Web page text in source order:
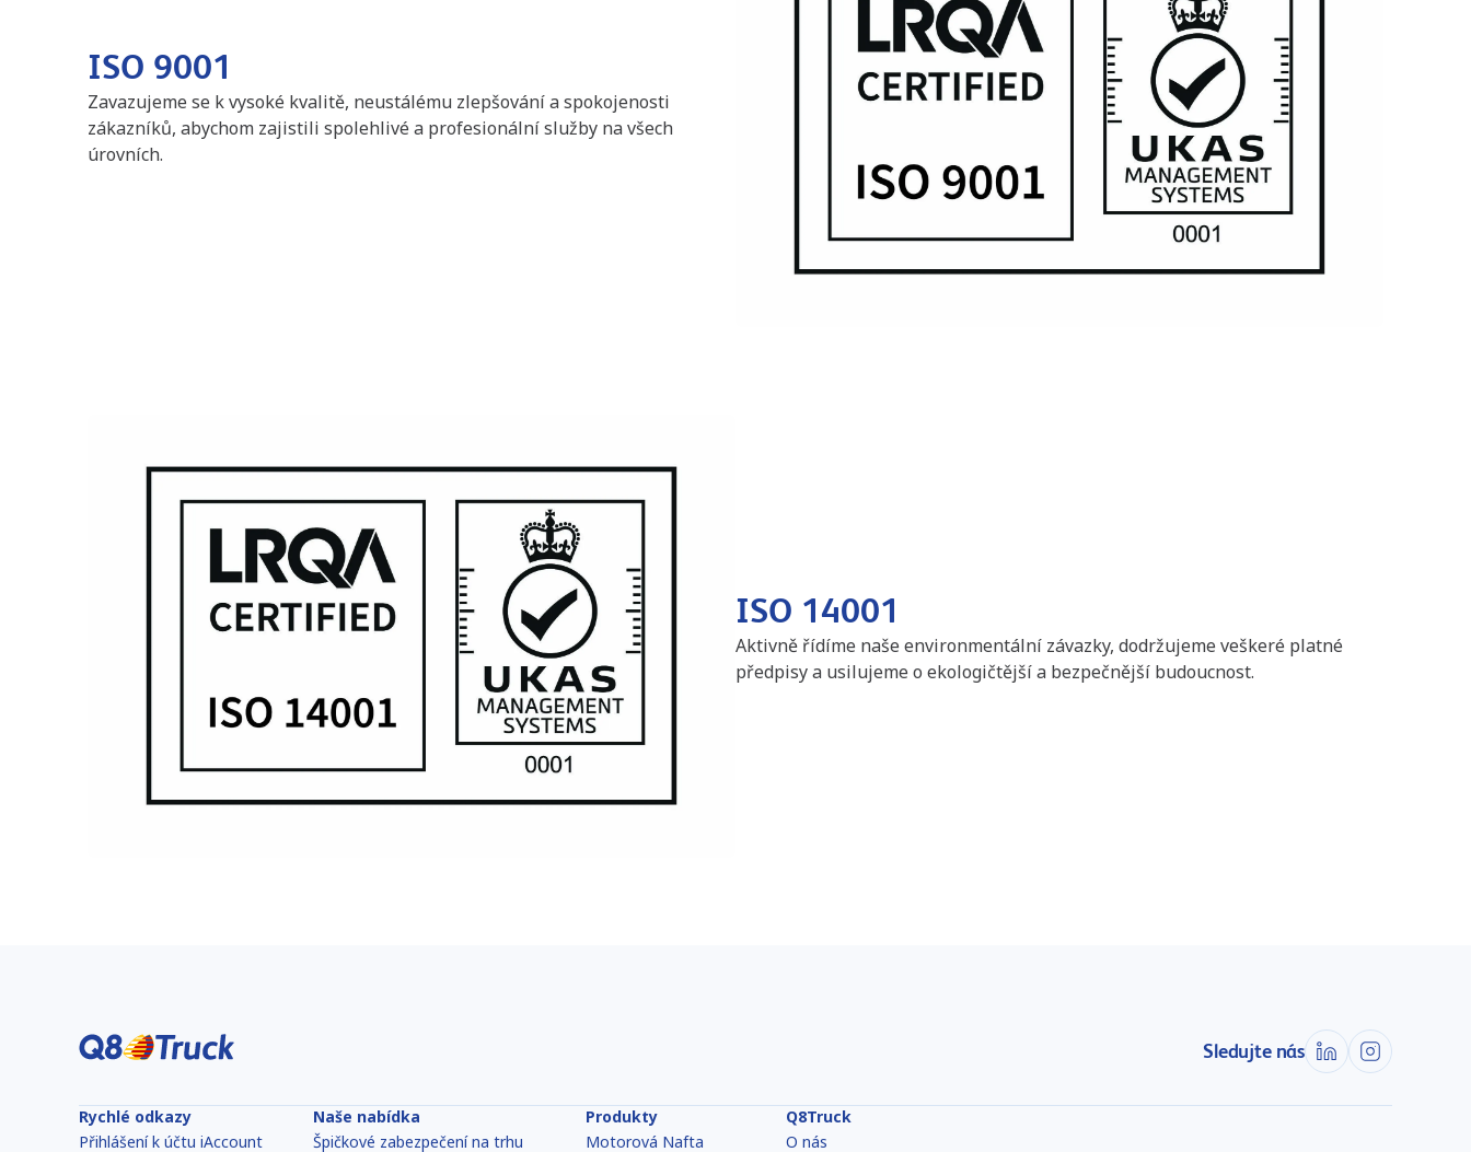
ISO 9001
Zavazujeme se k vysoké kvalitě, neustálému zlepšování a spokojenosti
zákazníků, abychom zajistili spolehlivé a profesionální služby na všech
úrovních.
ISO 14001
Aktivně řídíme naše environmentální závazky, dodržujeme veškeré platné
předpisy a usilujeme o ekologičtější a bezpečnější budoucnost.
Sledujte nás
Rychlé odkazy
Přihlášení k účtu iAccount
Naše nabídka
Špičkové zabezpečení na trhu
Produkty
Motorová Nafta
Q8Truck
O nás